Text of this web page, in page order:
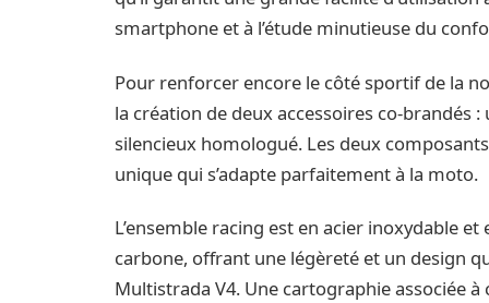
smartphone et à l’étude minutieuse du
Pour renforcer encore le côté sportif de la
la création de deux accessoires co-brandés
silencieux homologué. Les deux
unique qui s’adapte parfaitement à la moto.
L’ensemble racing est en acier inoxydable
carbone, offrant une légèreté et un design
Multistrada V4. Une cartographie associée